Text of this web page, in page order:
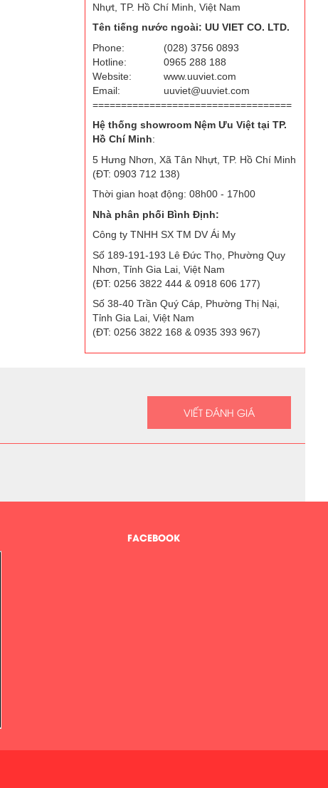
Nhựt, TP. Hồ Chí Minh, Việt Nam
Tên tiếng nước ngoài: UU VIET CO. LTD.
Phone:
(028) 3756 0893
Hotline:
0965 288 188
Website:
www.uuviet.com
Email:
uuviet@uuviet.com
===================================
Hệ thống showroom Nệm Ưu Việt tại TP.
Hồ Chí Minh:
5 Hưng Nhơn, Xã Tân Nhựt, TP. Hồ Chí Minh
(ĐT: 0903 712 138)
Thời gian hoạt động: 08h00 - 17h00
Nhà phân phối Bình Định:
Công ty TNHH SX TM DV Ái My
Số 189-191-193 Lê Đức Thọ, Phường Quy
Nhơn, Tỉnh Gia Lai, Việt Nam
(ĐT: 0256 3822 444 & 0918 606 177)
Số 38-40 Trần Quý Cáp, Phường Thị Nại,
Tỉnh Gia Lai, Việt Nam
(ĐT: 0256 3822 168 & 0935 393 967)
VIẾT ĐÁNH GIÁ
FACEBOOK